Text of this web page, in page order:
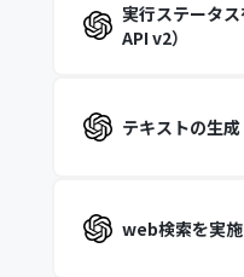
実行ステータ
API v2）
テキストの生
web検索を実施